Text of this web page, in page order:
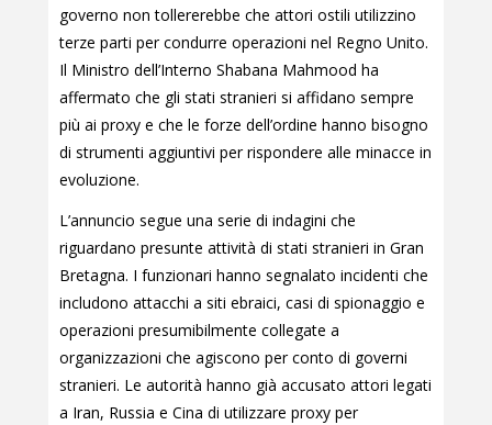
governo non tollererebbe che attori ostili utilizzino
terze parti per condurre operazioni nel Regno Unito.
Il Ministro dell’Interno Shabana Mahmood ha
affermato che gli stati stranieri si affidano sempre
più ai proxy e che le forze dell’ordine hanno bisogno
di strumenti aggiuntivi per rispondere alle minacce in
evoluzione.
L’annuncio segue una serie di indagini che
riguardano presunte attività di stati stranieri in Gran
Bretagna. I funzionari hanno segnalato incidenti che
includono attacchi a siti ebraici, casi di spionaggio e
operazioni presumibilmente collegate a
organizzazioni che agiscono per conto di governi
stranieri. Le autorità hanno già accusato attori legati
a Iran, Russia e Cina di utilizzare proxy per